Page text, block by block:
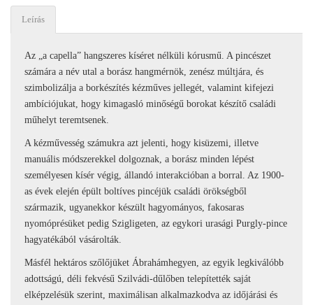
Leírás
Az „a capella” hangszeres kíséret nélküli kórusmű. A pincészet
számára a név utal a borász hangmérnök, zenész múltjára, és
szimbolizálja a borkészítés kézműves jellegét, valamint kifejezi
ambíciójukat, hogy kimagasló minőségű borokat készítő családi
műhelyt teremtsenek.
A kézművesség számukra azt jelenti, hogy kisüzemi, illetve
manuális módszerekkel dolgoznak, a borász minden lépést
személyesen kísér végig, állandó interakcióban a borral. Az 1900-
as évek elején épült boltíves pincéjük családi örökségből
származik, ugyanekkor készült hagyományos, fakosaras
nyomóprésüket pedig Szigligeten, az egykori urasági Purgly-pince
hagyatékából vásárolták.
Másfél hektáros szőlőjüket Ábrahámhegyen, az egyik legkiválóbb
adottságú, déli fekvésű Szilvádi-dűlőben telepítették saját
elképzelésük szerint, maximálisan alkalmazkodva az időjárási és